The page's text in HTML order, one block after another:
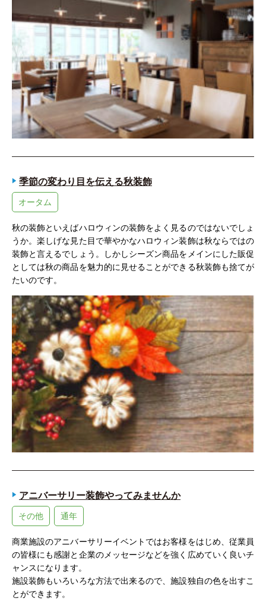
季節の変わり目を伝える秋装飾
オータム
秋の装飾といえばハロウィンの装飾をよく見るのではないでしょ
うか。楽しげな見た目で華やかなハロウィン装飾は秋ならではの
装飾と言えるでしょう。しかしシーズン商品をメインにした販促
としては秋の商品を魅力的に見せることができる秋装飾も捨てが
たいのです。
アニバーサリー装飾やってみませんか
その他 通年
商業施設のアニバーサリーイベントではお客様をはじめ、従業員
の皆様にも感謝と企業のメッセージなどを強く広めていく良いチ
ャンスになります。
施設装飾もいろいろな方法で出来るので、施設独自の色を出すこ
とができます。